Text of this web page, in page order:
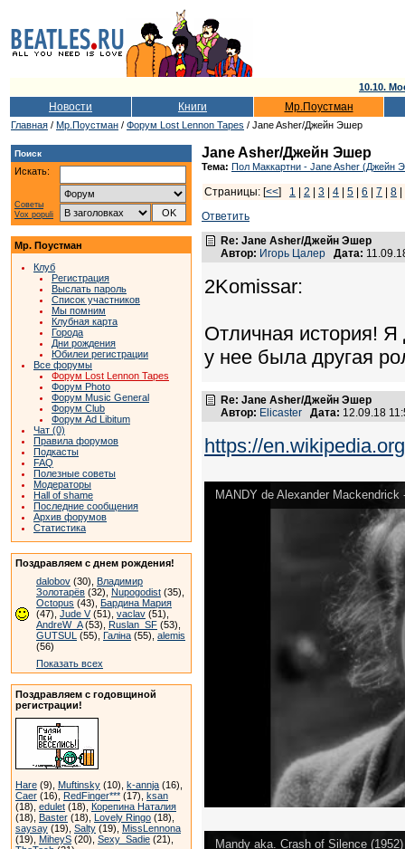
10.10.
Новости Книги Мр.Поустман
Главная / Мр.Поустман / Форум Lost Lennon Tapes / Jane Asher/Джейн Эшер
Поиск
Искать:
Советы
Vox populi
Мр. Поустман
Клуб
Регистрация
Выслать пароль
Список участников
Мы помним
Клубная карта
Города
Дни рождения
Юбилеи регистрации
Все форумы
Форум Lost Lennon Tapes
Форум Photo
Форум Music General
Форум Club
Форум Ad Libitum
Чат (0)
Правила форумов
Подкасты
FAQ
Полезные советы
Модераторы
Hall of shame
Последние сообщения
Архив форумов
Статистика
Поздравляем с днем рождения!
dalobov (30), Владимир
Золотарёв (32), Nupogodist (35),
Octopus (43), Бардина Мария
(47), Jude V(51), vaclav (51),
AndreW_A(53), Ruslan_SF (53),
GUTSUL (55), Галіна (55), alemis
(56)
Показать всех
Поздравляем с годовщиной
регистрации!
Hare (9), Muftinsky (10), k-annja (16),
Caer (16), RedFinger*** (17), ksan
(18), edulet (18), Корепина Наталия
(18), Baster (18), Lovely Ringo (18),
saysay (19), Salty (19), MissLennona
(19), MiheyS (20), Sexy_Sadie (21),
Jane Asher/Джейн Эшер
Тема: Пол Маккартни - Jane Asher (Джейн
Страницы: [<<] 1 2 3 4 5 6 7 8
Ответить
Re: Jane Asher/Джейн Эшер
Автор: Игорь Цалер Дата:
2Komissar:
Отличная история!
у нее была другая
Re: Jane Asher/Джейн Эшер
Автор: Elicaster Дата: 12.09.18
https://
MANDY de Alexander
Mandy aka. Crash of Silence